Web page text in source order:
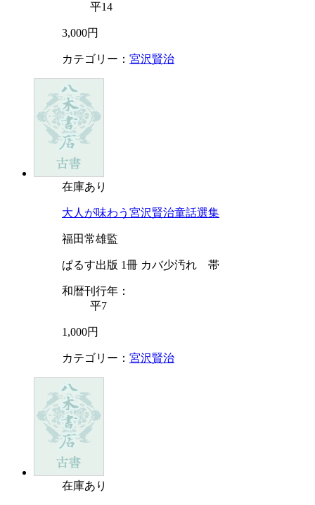
平14
3,000円
カテゴリー： 宮沢賢治
在庫あり
大人が味わう宮沢賢治童話選集
福田常雄監
ぱるす出版 1冊 カバ少汚れ 帯
和暦刊行年：
平7
1,000円
カテゴリー： 宮沢賢治
在庫あり